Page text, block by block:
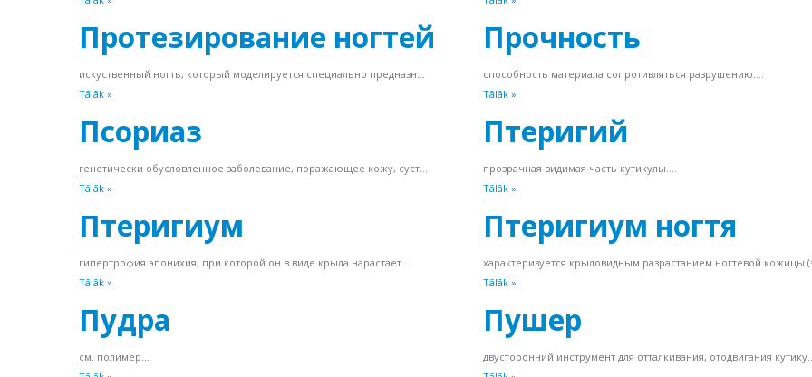
Протезирование ногтей
искуственный ногть, который моделируется специально предназн...
Tālāk »
Прочность
способность материала сопротивляться разрушению....
Tālāk »
Псориаз
генетически обусловленное заболевание, поражающее кожу, суст...
Tālāk »
Птеригий
прозрачная видимая часть кутикулы....
Tālāk »
Птеригиум
гипертрофия эпонихия, при которой он в виде крыла нарастает ...
Tālāk »
Птеригиум ногтя
характеризуется крыловидным разрастанием ногтевой кожицы
Tālāk »
Пудра
см. полимер...
Пушер
двусторонний инструмент для отталкивания, отодвигания